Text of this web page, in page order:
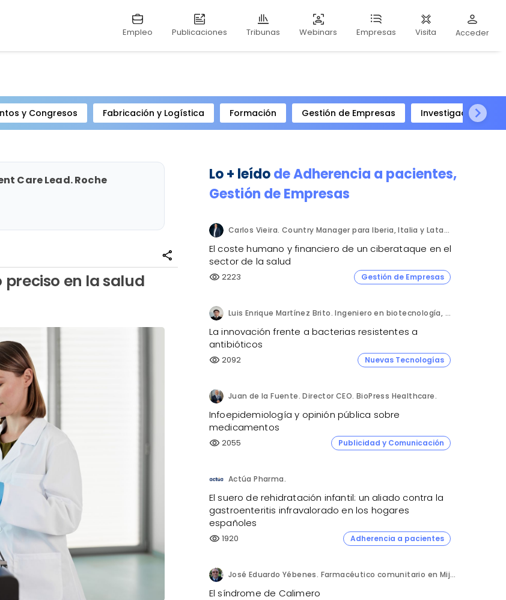
Empleo Publicaciones Tribunas Webinars Empresas Visita Acceder
y Congresos Fabricación y Logística Formación Gestión de Empresas
Investigación
Care Lead. Roche
share
en la salud
Lo + leídodeAdherencia a pacientes,
Gestión de Empresas
Carlos Vieira. Country Manager para Iberia, Italia y Latam. Hornetsecurity.
El coste humano y financiero de un ciberataque en el
sector de la salud
visibility 2223 Gestión de Empresas
Luis Enrique Martínez Brito. Ingeniero en biotecnología, México.
La innovación frente a bacterias resistentes a
antibióticos
visibility 2092 Nuevas Tecnologías
Juan de la Fuente. Director CEO. BioPress Healthcare.
Infoepidemiología y opinión pública sobre
medicamentos
visibility 2055 Publicidad y Comunicación
Actúa Pharma.
El suero de rehidratación infantil: un aliado contra la
gastroenteritis infravalorado en los hogares
españoles
visibility 1920 Adherencia a pacientes
José Eduardo Yébenes. Farmacéutico comunitario en Mijas (Málaga).
El síndrome de Calimero